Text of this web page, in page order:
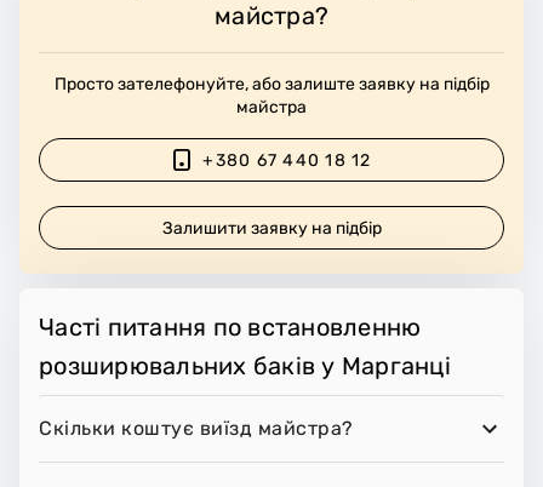
майстра?
Просто зателефонуйте, або залиште заявку на підбір
майстра
+380 67 440 18 12
Залишити заявку на підбір
Часті питання по встановленню
розширювальних баків у Марганці
Скільки коштує виїзд майстра?